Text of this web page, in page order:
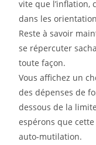
vite que
dans les
Reste à savoir
se répercuter
toute façon.
Vous affichez un
des dépenses de
dessous de la
espérons que
auto-mutilation.